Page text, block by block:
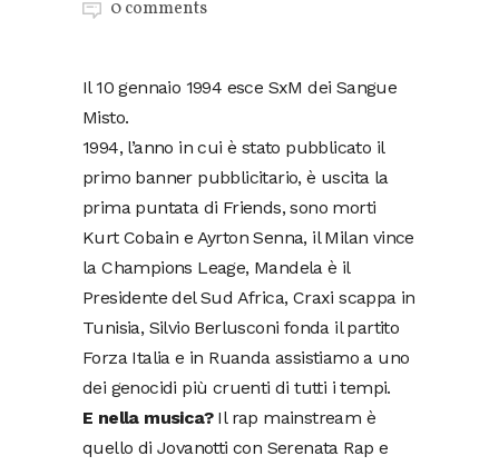
0 comments
Il 10 gennaio 1994 esce SxM dei Sangue
Misto.
1994, l’anno in cui è stato pubblicato il
primo banner pubblicitario, è uscita la
prima puntata di Friends, sono morti
Kurt Cobain e Ayrton Senna, il Milan vince
la Champions Leage, Mandela è il
Presidente del Sud Africa, Craxi scappa in
Tunisia, Silvio Berlusconi fonda il partito
Forza Italia e in Ruanda assistiamo a uno
dei genocidi più cruenti di tutti i tempi.
E nella musica?Il rap mainstream è
quello di Jovanotti con Serenata Rap e